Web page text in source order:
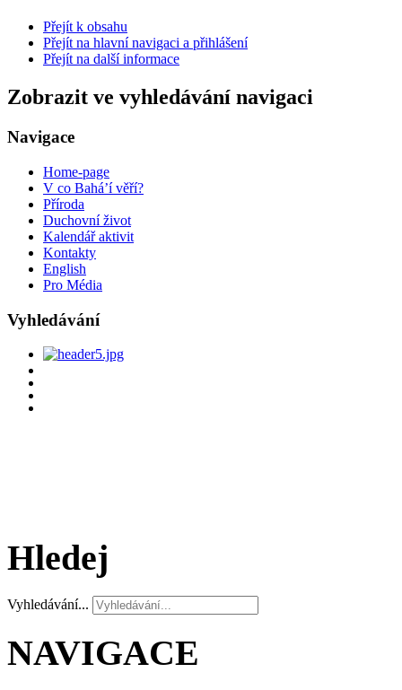
Přejít k obsahu
Přejít na hlavní navigaci a přihlášení
Přejít na další informace
Zobrazit ve vyhledávání navigaci
Navigace
Home-page
V co Bahá’í věří?
Příroda
Duchovní život
Kalendář aktivit
Kontakty
English
Pro Média
Vyhledávání
Hledej
Vyhledávání...
NAVIGACE